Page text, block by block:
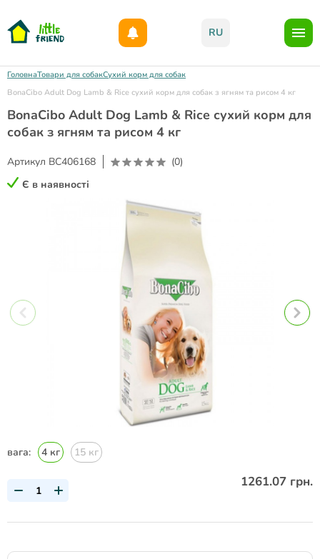
RU
ГоловнаТовари для собакСухий корм для собак
BonaCibo Adult Dog Lamb & Rice сухий корм для собак з ягням та рисом 4 кг
BonaCibo Adult Dog Lamb & Rice сухий корм для
собак з ягням та рисом 4 кг
Артикул BC406168
(0)
Є в наявності
вага: 4 кг 15 кг
1261.07 грн.